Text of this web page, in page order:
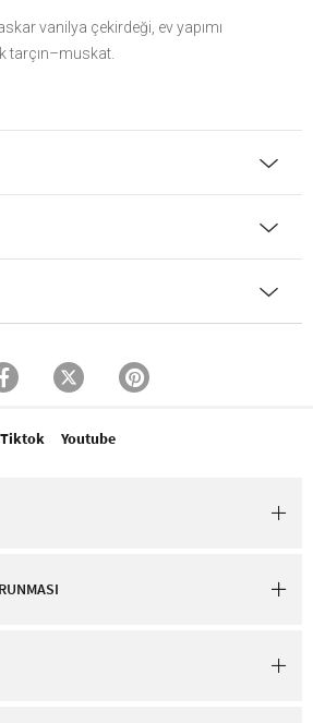
vanilya çekirdeği, ev yapımı
tarçın–muskat.
Tiktok Youtube